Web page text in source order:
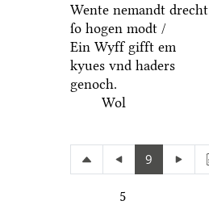
Wente nemandt drecht
ſo hogen modt /
Ein Wyff gifft em
kyues vnd haders
genoch.
Wol
9
5